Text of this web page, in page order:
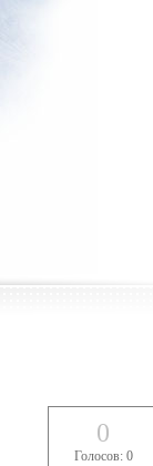
0
Голосов: 0